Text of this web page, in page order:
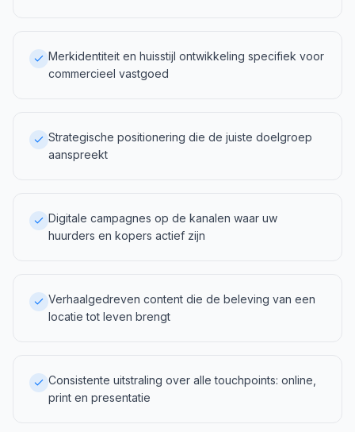
Merkidentiteit en huisstijl ontwikkeling specifiek voor
commercieel vastgoed
Strategische positionering die de juiste doelgroep
aanspreekt
Digitale campagnes op de kanalen waar uw
huurders en kopers actief zijn
Verhaalgedreven content die de beleving van een
locatie tot leven brengt
Consistente uitstraling over alle touchpoints: online,
print en presentatie